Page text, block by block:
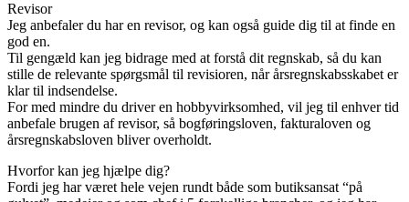
Revisor
Jeg anbefaler du har en revisor, og kan også guide dig til at finde en
god en.
Til gengæld kan jeg bidrage med at forstå dit regnskab, så du kan
stille de relevante spørgsmål til revisioren, når årsregnskabsskabet er
klar til indsendelse.
For med mindre du driver en hobbyvirksomhed, vil jeg til enhver tid
anbefale brugen af revisor, så bogføringsloven, fakturaloven og
årsregnskabsloven bliver overholdt.
Hvorfor kan jeg hjælpe dig?
Fordi jeg har været hele vejen rundt både som butiksansat “på